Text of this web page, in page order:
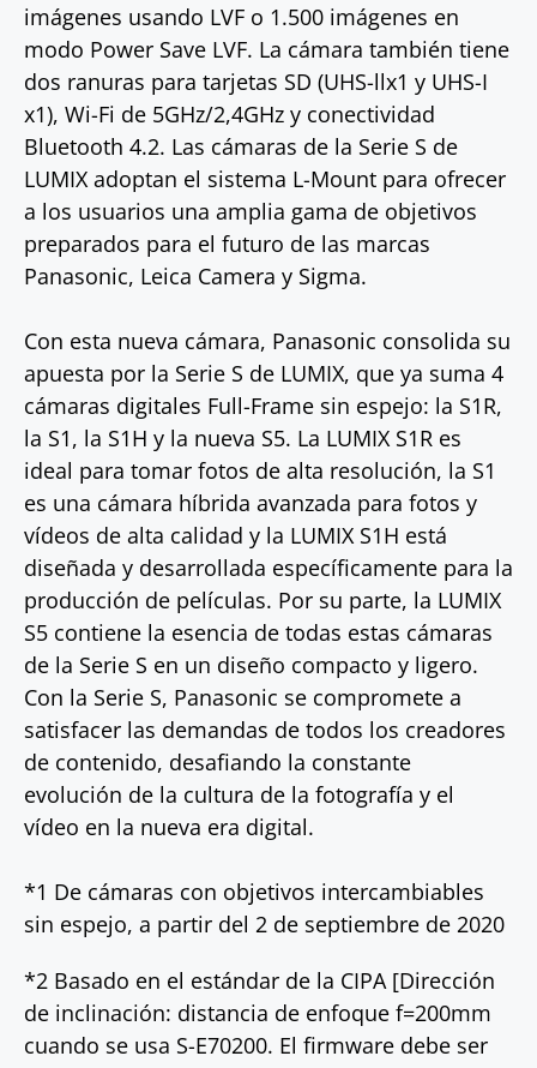
imágenes usando LVF o 1.500 imágenes en
modo Power Save LVF. La cámara también tiene
dos ranuras para tarjetas SD (UHS-llx1 y UHS-I
x1), Wi-Fi de 5GHz/2,4GHz y conectividad
Bluetooth 4.2. Las cámaras de la Serie S de
LUMIX adoptan el sistema L-Mount para ofrecer
a los usuarios una amplia gama de objetivos
preparados para el futuro de las marcas
Panasonic, Leica Camera y Sigma.
Con esta nueva cámara, Panasonic consolida su
apuesta por la Serie S de LUMIX, que ya suma 4
cámaras digitales Full-Frame sin espejo: la S1R,
la S1, la S1H y la nueva S5. La LUMIX S1R es
ideal para tomar fotos de alta resolución, la S1
es una cámara híbrida avanzada para fotos y
vídeos de alta calidad y la LUMIX S1H está
diseñada y desarrollada específicamente para la
producción de películas. Por su parte, la LUMIX
S5 contiene la esencia de todas estas cámaras
de la Serie S en un diseño compacto y ligero.
Con la Serie S, Panasonic se compromete a
satisfacer las demandas de todos los creadores
de contenido, desafiando la constante
evolución de la cultura de la fotografía y el
vídeo en la nueva era digital.
*1 De cámaras con objetivos intercambiables
sin espejo, a partir del 2 de septiembre de 2020
*2 Basado en el estándar de la CIPA [Dirección
de inclinación: distancia de enfoque f=200mm
cuando se usa S-E70200. El firmware debe ser